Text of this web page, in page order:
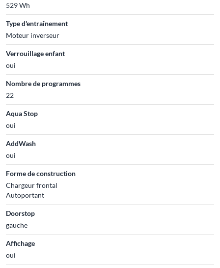
529 Wh
Type d'entraînement
Moteur inverseur
Verrouillage enfant
oui
Nombre de programmes
22
Aqua Stop
oui
AddWash
oui
Forme de construction
Chargeur frontal
Autoportant
Doorstop
gauche
Affichage
oui